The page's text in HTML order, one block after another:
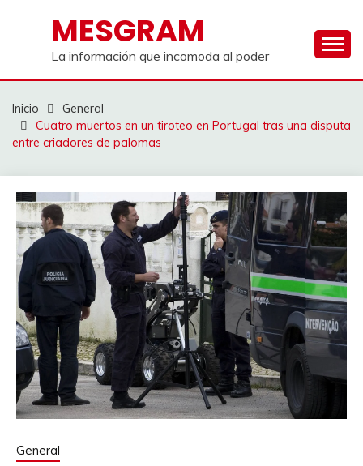
contenidoMESGRAM
La información que incomoda al poder
Inicio
General
Cuatro muertos en un tiroteo en Portugal tras una disputa
entre criadores de palomas
General